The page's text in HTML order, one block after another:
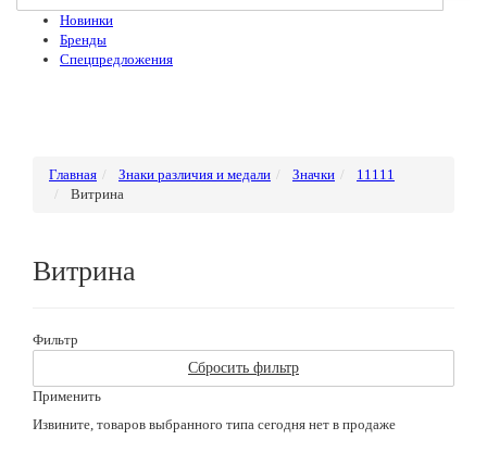
Новинки
Бренды
Спецпредложения
Главная Знаки различия и медали Значки
11111
Витрина
Витрина
Фильтр
Сбросить фильтр
Применить
Извините, товаров выбранного типа сегодня нет в продаже